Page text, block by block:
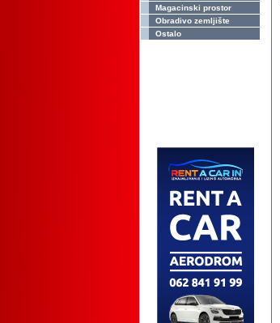
Magacinski prostor
Obradivo zemljište
Ostalo